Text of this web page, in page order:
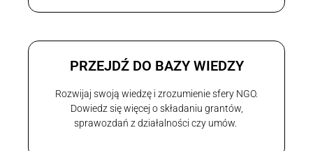
PRZEJDŹ DO BAZY WIEDZY
Rozwijaj swoją wiedzę i zrozumienie sfery NGO.
Dowiedz się więcej o składaniu grantów,
sprawozdań z działalności czy umów.